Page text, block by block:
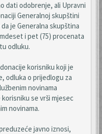
dati odobrenje, ali Upravni
Generalnoj skupštini
je Generalna skupština
i pet (75) procenata
odluku.
korisniku koji je
odluka o prijedlogu za
novinama
se vrši mjesec
novinama.
javno iznosi,